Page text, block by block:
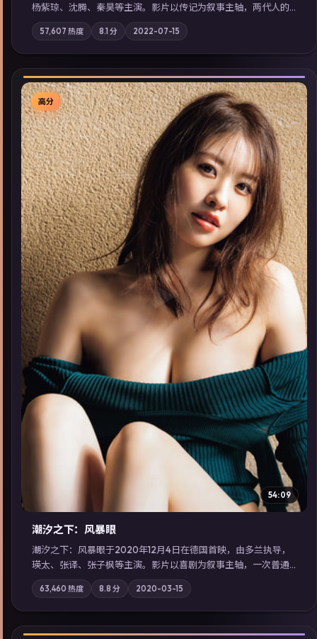
杨紫琼、沈腾、秦昊等主演。影片以传记为叙事主轴，两代人的
执念在暴风雨夜正面相撞；摄影与配乐强化地域气质；站内亦可
通过「国产免费观看高清电视剧在线看」延展检索同类型高分佳
作，畅享高清在线追剧体验。
57,607 热度 8.1 分 2022-07-15
▶
高分
54:09
潮汐之下：风暴眼
潮汐之下：风暴眼于2020年12月4日在德国首映，由多兰执导，
瑛太、张译、张子枫等主演。影片以喜剧为叙事主轴，一次普通
通勤演变成全城关注的生死营救；摄影与配乐强化地域气质；站
内亦可通过「国产免费观看高清电视剧在线看」延展检索同类型
高分佳作，畅享高清在线追剧体验。
63,460 热度 8.8 分 2020-03-15